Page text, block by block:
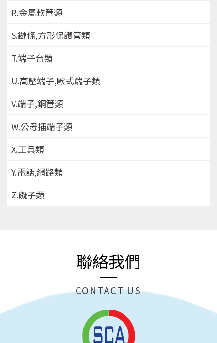
R.金屬軟管類
S.鏈條,方形保護管類
T.端子台類
U.高壓端子,歐式端子類
V.端子,銅管類
W.公母插端子類
X.工具類
Y.電話,網路類
Z.礙子類
聯絡我們
CONTACT US